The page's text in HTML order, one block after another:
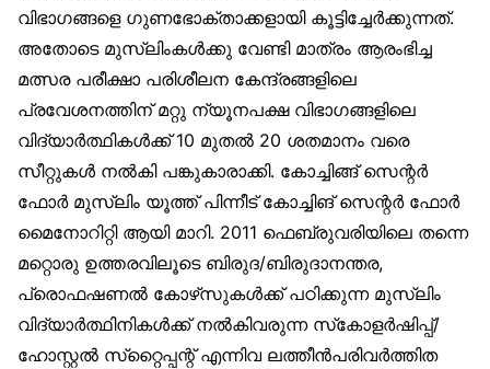
വിഭാഗങ്ങളെ ഗുണഭോക്താക്കളായി കൂട്ടിച്ചേർക്കുന്നത്.
അതോടെ മുസ്‌ലിംകൾക്കു വേണ്ടി മാത്രം ആരംഭിച്ച
മത്സര പരീക്ഷാ പരിശീലന കേന്ദ്രങ്ങളിലെ
പ്രവേശനത്തിന് മറ്റു ന്യൂനപക്ഷ വിഭാഗങ്ങളിലെ
വിദ്യാർത്ഥികൾക്ക് 10 മുതൽ 20 ശതമാനം വരെ
സീറ്റുകൾ നൽകി പങ്കുകാരാക്കി. കോച്ചിങ്ങ് സെന്റർ
ഫോർ മുസ്‌ലിം യൂത്ത് പിന്നീട് കോച്ചിങ് സെന്റർ ഫോർ
മൈനോറിറ്റി ആയി മാറി. 2011 ഫെബ്രുവരിയിലെ തന്നെ
മറ്റൊരു ഉത്തരവിലൂടെ ബിരുദ/ബിരുദാനന്തര,
പ്രൊഫഷണൽ കോഴ്‌സുകൾക്ക് പഠിക്കുന്ന മുസ്‌ലിം
വിദ്യാർത്ഥിനികൾക്ക് നൽകിവരുന്ന സ്‌കോളർഷിപ്പ്/
ഹോസ്റ്റൽ സ്‌റ്റൈപ്പന്റ് എന്നിവ ലത്തീൻപരിവർത്തിത